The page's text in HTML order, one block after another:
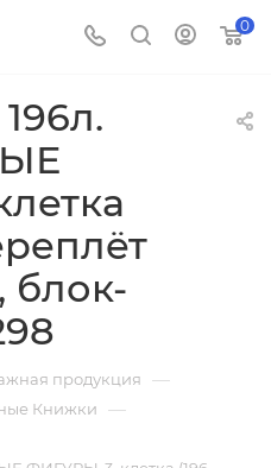
0
блок-
продукция —
Книжки —